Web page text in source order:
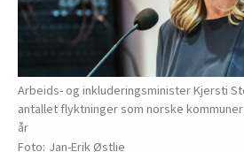
Arbeids- og inkluderingsminister Kjersti
antallet flyktninger som norske
år
Jan-Erik Østlie